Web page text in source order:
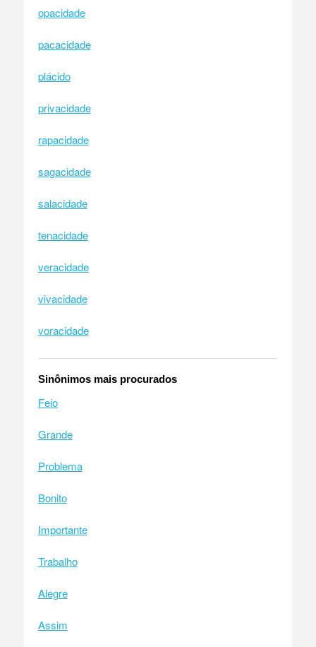
opacidade
pacacidade
plácido
privacidade
rapacidade
sagacidade
salacidade
tenacidade
veracidade
vivacidade
voracidade
Sinônimos mais procurados
Feio
Grande
Problema
Bonito
Importante
Trabalho
Alegre
Assim